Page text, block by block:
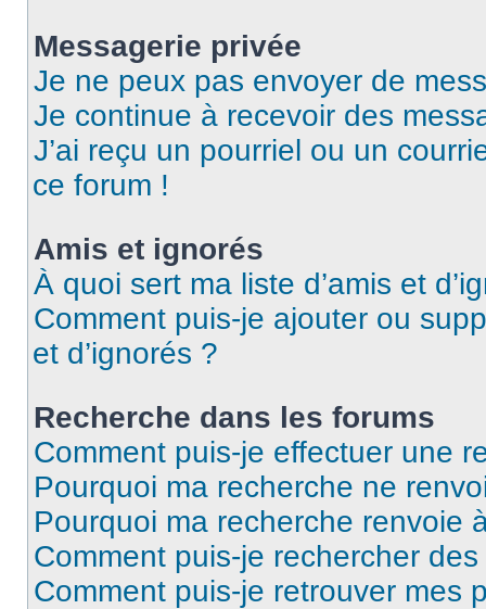
Messagerie privée
Je ne peux pas envoyer de
Je continue à recevoir des
J’ai reçu un pourriel ou un
ce forum !
Amis et ignorés
À quoi sert ma liste d’amis et
Comment puis-je ajouter ou
et d’ignorés ?
Recherche dans les forums
Comment puis-je effectuer une
Pourquoi ma recherche ne
Pourquoi ma recherche renvoie
Comment puis-je rechercher
Comment puis-je retrouver mes